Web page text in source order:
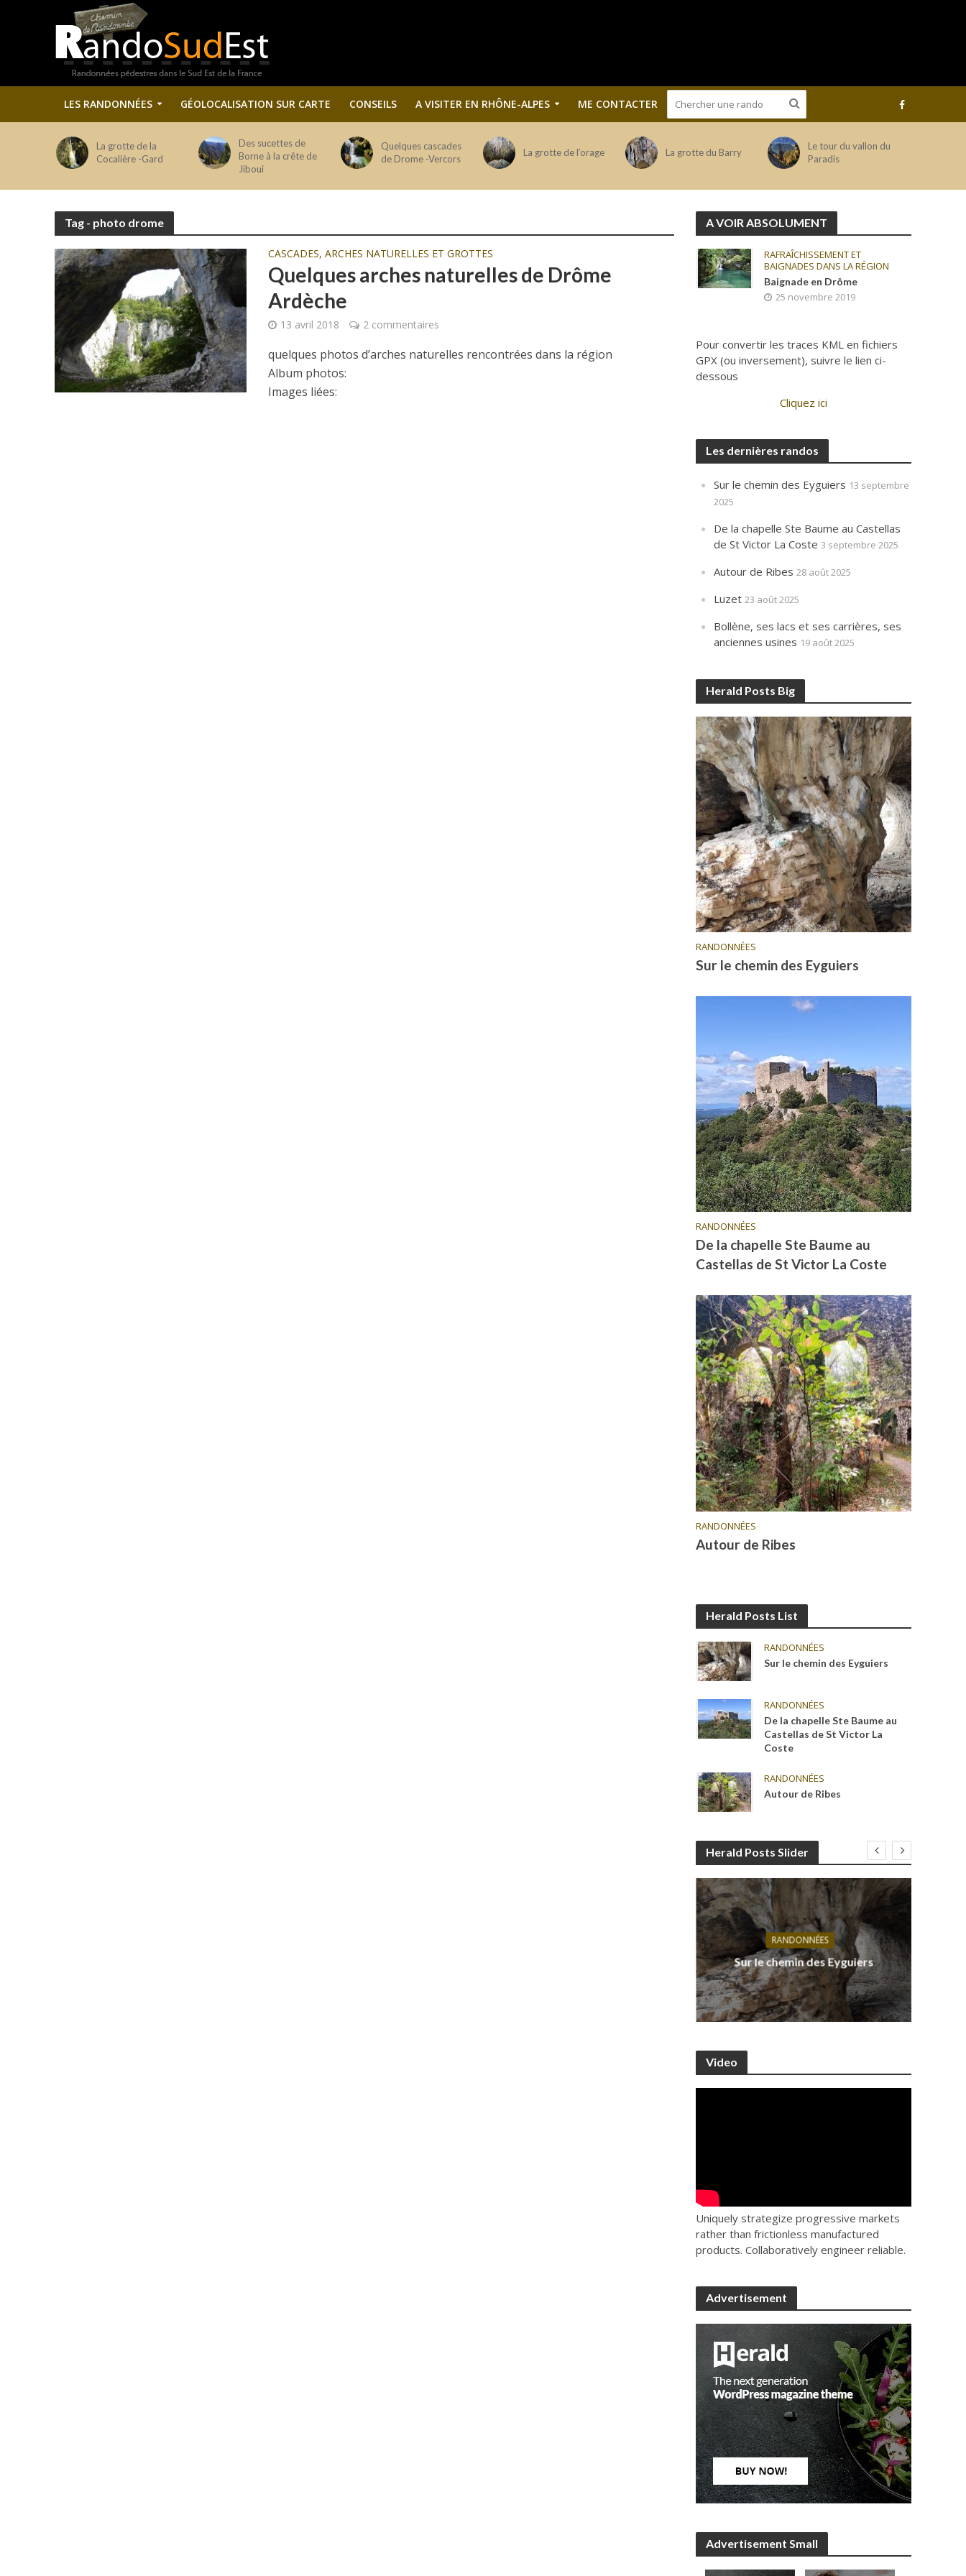
LES RANDONNÉES GÉOLOCALISATION SUR CARTE CONSEILS A VISITER EN RHÔNE-ALPES ME CONTACTER
La grotte de la
Cocalière -Gard
Des sucettes de
Borne à la crête de
Jiboui
Quelques cascades
de Drome -Vercors
La grotte de l’orage La grotte du Barry
Le tour du vallon du
Paradis
Tag - photo drome
CASCADES, ARCHES NATURELLES ET GROTTES
Quelques arches naturelles de Drôme
Ardèche
13 avril 2018 2 commentaires
quelques photos d’arches naturelles rencontrées dans la région
Album photos:
Images liées:
A VOIR ABSOLUMENT
RAFRAÎCHISSEMENT ET
BAIGNADES DANS LA RÉGION
Baignade en Drôme
25 novembre 2019
Pour convertir les traces KML en fichiers
GPX (ou inversement), suivre le lien ci-
dessous
Cliquez ici
Les dernières randos
Sur le chemin des Eyguiers 13 septembre
2025
De la chapelle Ste Baume au Castellas
de St Victor La Coste 3 septembre 2025
Autour de Ribes 28 août 2025
Luzet 23 août 2025
Bollène, ses lacs et ses carrières, ses
anciennes usines 19 août 2025
Herald Posts Big
RANDONNÉES
Sur le chemin des Eyguiers
RANDONNÉES
De la chapelle Ste Baume au
Castellas de St Victor La Coste
RANDONNÉES
Autour de Ribes
Herald Posts List
RANDONNÉES
Sur le chemin des Eyguiers
RANDONNÉES
De la chapelle Ste Baume au
Castellas de St Victor La
Coste
RANDONNÉES
Autour de Ribes
Herald Posts Slider
RANDONNÉES
Sur le chemin des Eyguiers
Video
Uniquely strategize progressive markets
rather than frictionless manufactured
products. Collaboratively engineer reliable.
Advertisement
Advertisement Small